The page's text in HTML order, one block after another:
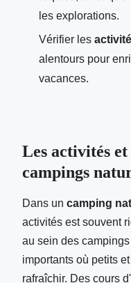
les explorations.
Vérifier les
alentours pour
vacances.
Les activités
campings
Dans un camping
activités est souvent
au sein des
importants où petits
rafraîchir. Des cours